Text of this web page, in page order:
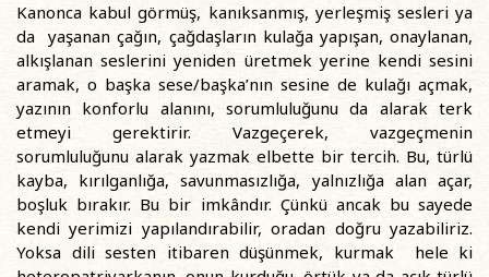
Kanonca kabul görmüş, kanıksanmış, yerleşmiş sesleri ya
da yaşanan çağın, çağdaşların kulağa yapışan, onaylanan,
alkışlanan seslerini yeniden üretmek yerine kendi sesini
aramak, o başka sese/başka’nın sesine de kulağı açmak,
yazının konforlu alanını, sorumluluğunu da alarak terk
etmeyi gerektirir. Vazgeçerek, vazgeçmenin
sorumluluğunu alarak yazmak elbette bir tercih. Bu, türlü
kayba, kırılganlığa, savunmasızlığa, yalnızlığa alan açar,
boşluk bırakır. Bu bir imkândır. Çünkü ancak bu sayede
kendi yerimizi yapılandırabilir, oradan doğru yazabiliriz.
Yoksa dili sesten itibaren düşünmek, kurmak hele ki